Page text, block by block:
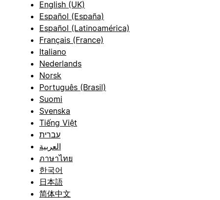
English (UK)
Español (España)
Español (Latinoamérica)
Français (France)
Italiano
Nederlands
Norsk
Português (Brasil)
Suomi
Svenska
Tiếng Việt
עברית
العربية
ภาษาไทย
한국어
日本語
简体中文